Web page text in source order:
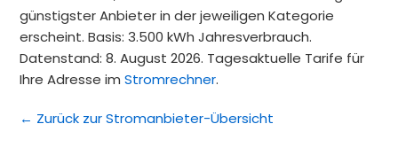
günstigster Anbieter in der jeweiligen Kategorie
erscheint. Basis: 3.500 kWh Jahresverbrauch.
Datenstand: 8. August 2026. Tagesaktuelle Tarife für
Ihre Adresse imStromrechner.
← Zurück zur Stromanbieter-Übersicht